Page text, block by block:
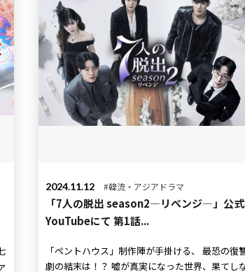
2024.11.12 #韓流・アジアドラマ
「7人の脱出 season2―リベンジ―」公式
YouTubeにて 第1話...
「ペントハウス」制作陣が手掛ける、 最恐の復讐
劇の結末は！？ 嘘が真実になった世界、果てしな